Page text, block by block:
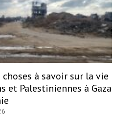
à savoir sur la vie
et Palestiniennes à Gaza